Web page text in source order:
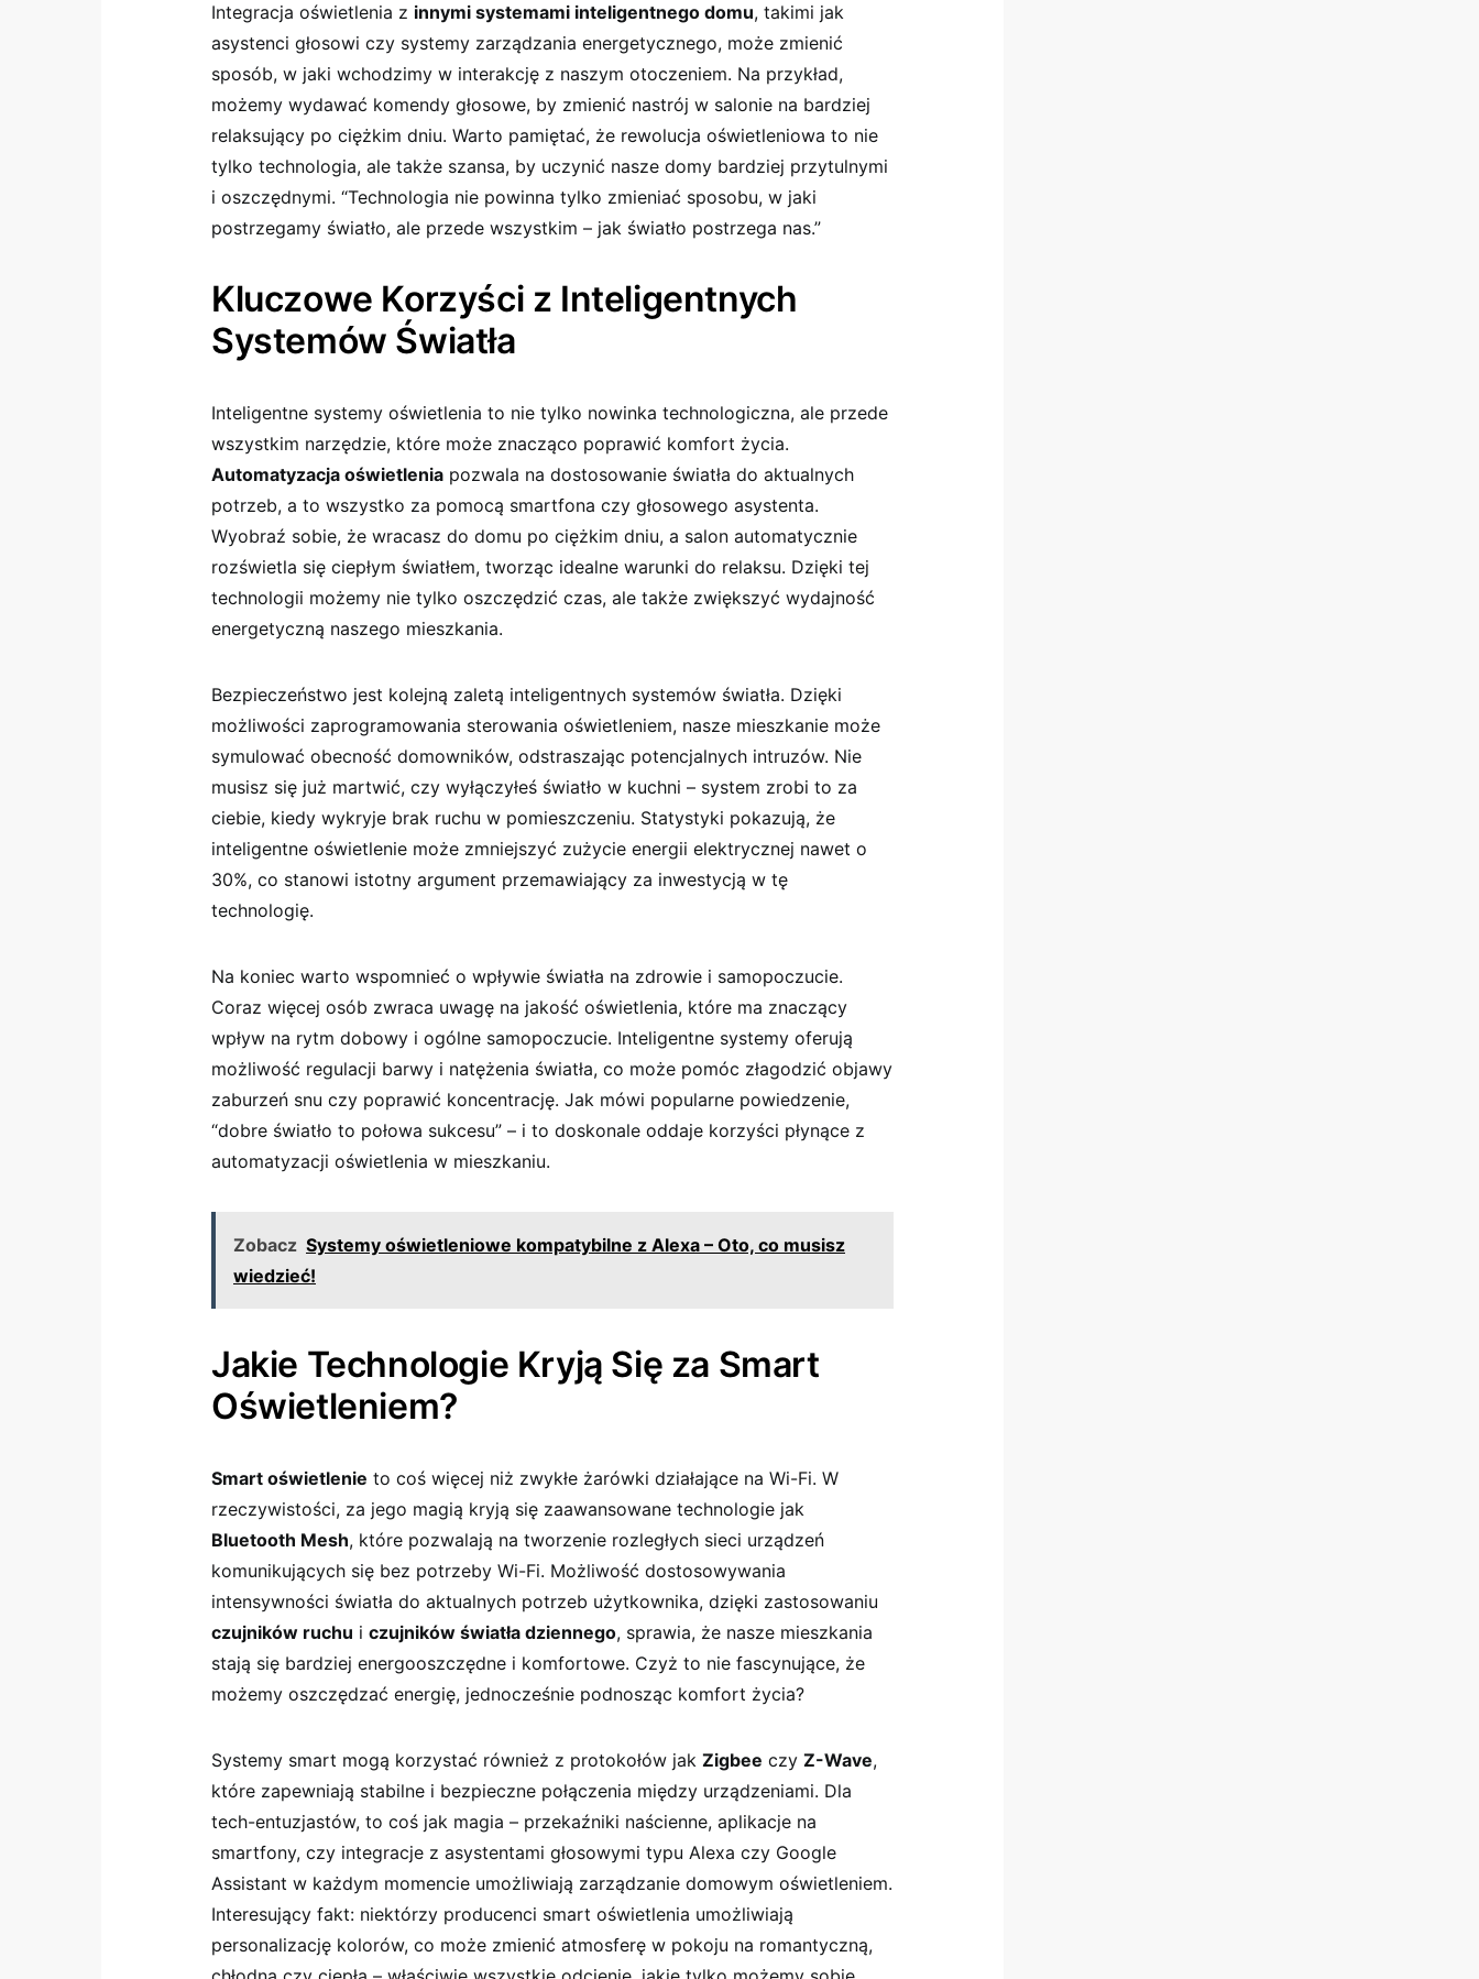
Integracja oświetlenia z innymi systemami inteligentnego domu, takimi jak
asystenci ‌głosowi ​czy systemy zarządzania energetycznego, może zmienić
sposób, w jaki wchodzimy w interakcję z naszym otoczeniem.⁣ Na przykład,
⁢możemy wydawać komendy głosowe, ⁤by zmienić nastrój w salonie na bardziej ​
relaksujący po ciężkim dniu. Warto pamiętać, że rewolucja oświetleniowa to nie
tylko technologia, ale także szansa, by uczynić nasze domy bardziej ​przytulnymi
i oszczędnymi. “Technologia‌ nie powinna tylko zmieniać sposobu, w jaki
postrzegamy światło, ale przede wszystkim – jak‍ światło postrzega⁢ nas.”
Kluczowe Korzyści z Inteligentnych
Systemów Światła
Inteligentne systemy oświetlenia to nie tylko ⁣nowinka technologiczna, ale przede
wszystkim narzędzie, które może znacząco poprawić‌ komfort życia.
Automatyzacja⁤ oświetlenia pozwala na‌ dostosowanie światła do aktualnych
potrzeb, ‌a​ to wszystko za pomocą ‌smartfona ‍czy głosowego asystenta.
Wyobraź sobie,​ że wracasz do domu po ⁢ciężkim‌ dniu, a salon automatycznie
rozświetla się ciepłym światłem, tworząc‍ idealne warunki do relaksu. Dzięki tej
technologii możemy nie tylko oszczędzić czas, ale także zwiększyć wydajność
⁢energetyczną ‌naszego ‌mieszkania.
Bezpieczeństwo ​jest kolejną zaletą inteligentnych systemów światła. ​Dzięki
możliwości zaprogramowania sterowania oświetleniem, nasze mieszkanie może
symulować obecność domowników, odstraszając potencjalnych intruzów. Nie
musisz się już martwić, czy wyłączyłeś światło w kuchni – system zrobi to ⁤za
‍ciebie, kiedy⁢ wykryje brak ruchu w pomieszczeniu. Statystyki pokazują, że ​
inteligentne oświetlenie może zmniejszyć zużycie energii elektrycznej nawet o
30%, co stanowi istotny ‍argument przemawiający za inwestycją w tę
technologię.
Na koniec warto wspomnieć o wpływie światła na zdrowie i ⁢samopoczucie.
Coraz więcej osób zwraca uwagę na‍ jakość oświetlenia,​ które ⁤ma znaczący‌
wpływ ⁤na rytm dobowy i ogólne samopoczucie. Inteligentne systemy oferują‌
możliwość regulacji barwy i natężenia światła, co ‍może pomóc złagodzić objawy
zaburzeń snu czy poprawić koncentrację. ‌Jak mówi popularne powiedzenie,
“dobre światło to⁣ połowa sukcesu” – i to doskonale oddaje korzyści płynące z
automatyzacji oświetlenia w mieszkaniu.
Zobacz Systemy oświetleniowe kompatybilne z Alexa – Oto, co musisz
wiedzieć!
Jakie Technologie Kryją Się za Smart​
Oświetleniem?
Smart oświetlenie to coś więcej niż zwykłe żarówki działające na Wi-Fi. W
rzeczywistości, za jego magią kryją​ się zaawansowane technologie jak
Bluetooth Mesh, które pozwalają na tworzenie rozległych sieci urządzeń
komunikujących się bez⁤ potrzeby Wi-Fi. ⁣Możliwość dostosowywania
intensywności światła‌ do aktualnych potrzeb użytkownika, dzięki zastosowaniu
czujników ⁤ruchu i czujników światła dziennego, ⁢sprawia, że nasze⁢ mieszkania
stają ​się bardziej energooszczędne i komfortowe. Czyż to nie fascynujące, że
⁣możemy oszczędzać energię, ‌jednocześnie podnosząc komfort ​życia?
Systemy smart ​mogą korzystać również z protokołów​ jak Zigbee czy Z-Wave,
które zapewniają stabilne i bezpieczne połączenia⁢ między urządzeniami. Dla
tech-entuzjastów, to coś jak magia – przekaźniki naścienne, aplikacje na
smartfony, czy ‌integracje z asystentami głosowymi typu Alexa czy‌ Google
Assistant w każdym momencie umożliwiają zarządzanie domowym oświetleniem.
Interesujący fakt: niektórzy producenci smart oświetlenia umożliwiają⁤
personalizację kolorów, ⁣co może ​zmienić atmosferę w pokoju na romantyczną,